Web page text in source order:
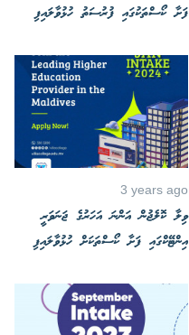
ފަށާ ކޯސްތަކުގައި ފުރުސަތު ހުޅުވާލައިފި
3 years ago
ވިލާ ކޮލެޖުން އަންނަ އަހަރުގެ ޖަނަވަރީ
އިންޓޭކްގައި ފަށާ ކޯސްތަކަށް ހުޅުވާލައިފި